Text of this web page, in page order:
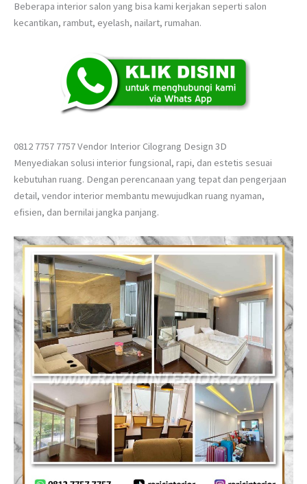
Beberapa interior salon yang bisa kami kerjakan seperti salon
kecantikan, rambut, eyelash, nailart, rumahan.
0812 7757 7757 Vendor Interior Cilograng Design 3D
Menyediakan solusi interior fungsional, rapi, dan estetis sesuai
kebutuhan ruang. Dengan perencanaan yang tepat dan pengerjaan
detail, vendor interior membantu mewujudkan ruang nyaman,
efisien, dan bernilai jangka panjang.